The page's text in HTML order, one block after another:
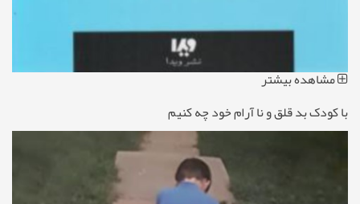
مشاهده بیشتر
با کودک بد قلق و نا آرام خود چه کنیم